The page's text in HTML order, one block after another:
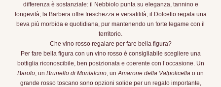
differenza è sostanziale: il Nebbiolo punta su eleganza, tannino e
longevità; la Barbera offre freschezza e versatilità; il Dolcetto regala una
beva più morbida e quotidiana, pur mantenendo un forte legame con il
territorio.
Che vino rosso regalare per fare bella figura?
Per fare bella figura con un vino rosso è consigliabile scegliere una
bottiglia riconoscibile, ben posizionata e coerente con l’occasione. Un
Barolo, un Brunello di Montalcino, unAmarone della Valpolicella o un
grande rosso toscano sono opzioni solide per un regalo importante,